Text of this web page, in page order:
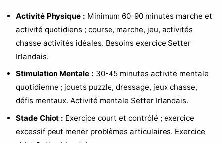
Activité Physique : Minimum 60-90 minutes marche et
activité quotidiens ; course, marche, jeu, activités
chasse activités idéales. Besoins exercice Setter
Irlandais.
Stimulation Mentale : 30-45 minutes activité mentale
quotidienne ; jouets puzzle, dressage, jeux chasse,
défis mentaux. Activité mentale Setter Irlandais.
Stade Chiot : Exercice court et contrôlé ; exercice
excessif peut mener problèmes articulaires. Exercice